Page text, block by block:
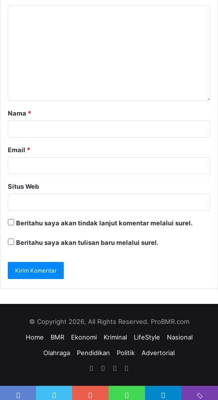
Nama *
Email *
Situs Web
Beritahu saya akan tindak lanjut komentar melalui surel.
Beritahu saya akan tulisan baru melalui surel.
© Copyright 2026, All Rights Reserved. ProBMR.com
Home
BMR Ekonomi Kriminal LifeStyle
Nasional
Olahraga
Pendidikan Politik Advertorial